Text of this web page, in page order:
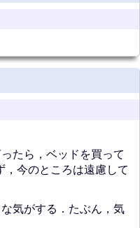
たら，ベッドを買って
，今のところは遠慮して
気がする．たぶん，気